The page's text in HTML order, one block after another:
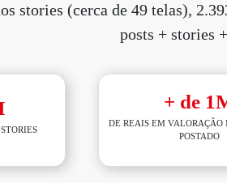
stories (cerca de 49 telas),
posts + stories
+ de
DE REAIS EM VALORAÇÃO
POSTADO